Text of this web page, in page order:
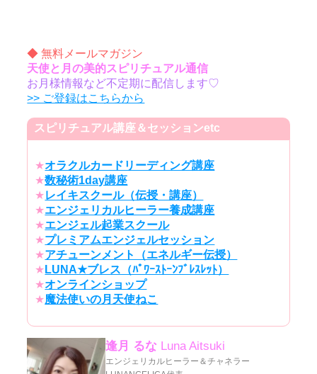
◆ 無料メールマガジン
天使と月の美的スピリチュアル通信
お月様情報など不定期に配信します♡
>> ご登録はこちらから
スピリチュアル講座＆セッションetc
★オラクルカードリーディング講座
★数秘術1day講座
★レイキスクール（伝授・講座）
★エンジェリカルヒーラー養成講座
★エンジェル起業スクール
★プレミアムエンジェルセッション
★アチューンメント（エネルギー伝授）
★ LUNA★ブレス（ﾊﾟﾜｰｽﾄｰﾝﾌﾞﾚｽﾚｯﾄ）
★オンラインショップ
★魔法使いの月天使ねこ
逢月 るな Luna Aitsuki
エンジェリカルヒーラー＆チャネラー